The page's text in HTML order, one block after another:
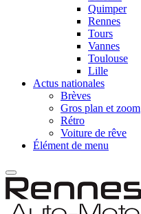
Quimper
Rennes
Tours
Vannes
Toulouse
Lille
Actus nationales
Brèves
Gros plan et zoom
Rétro
Voiture de rêve
Élément de menu